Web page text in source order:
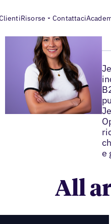
Risorse Contattaci
e
All